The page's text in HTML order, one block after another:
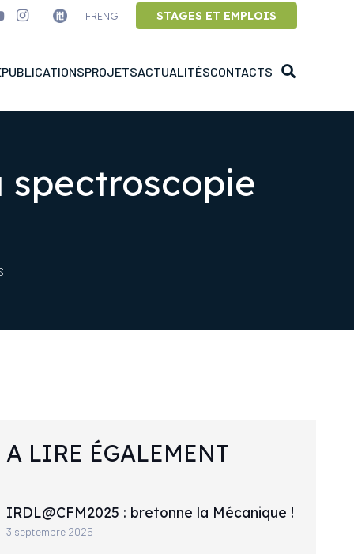
FRENG STAGES ET EMPLOIS
PUBLICATIONSPROJETSACTUALITÉSCONTACTS
A LIRE ÉGALEMENT
IRDL@CFM2025 : bretonne la Mécanique !
3 septembre 2025